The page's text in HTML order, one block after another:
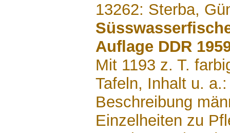
13262: Sterba,
Auflage DDR
Mit 1193 z. T.
Tafeln, Inhalt u.
Beschreibung
Einzelheiten zu